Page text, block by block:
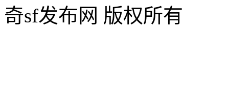
奇sf发布网 版权所有